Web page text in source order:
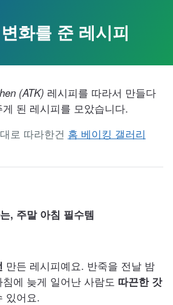
화를 준 레시피
(ATK) 레시피를 따라서 만들다
된 레시피를 모았습니다.
로 따라한건 홈 베이킹 갤러리
, 주말 아침 필수템
만든 레시피예요. 반죽을 전날 밤
에 늦게 일어난 사람도 따끈한 갓
있어요.